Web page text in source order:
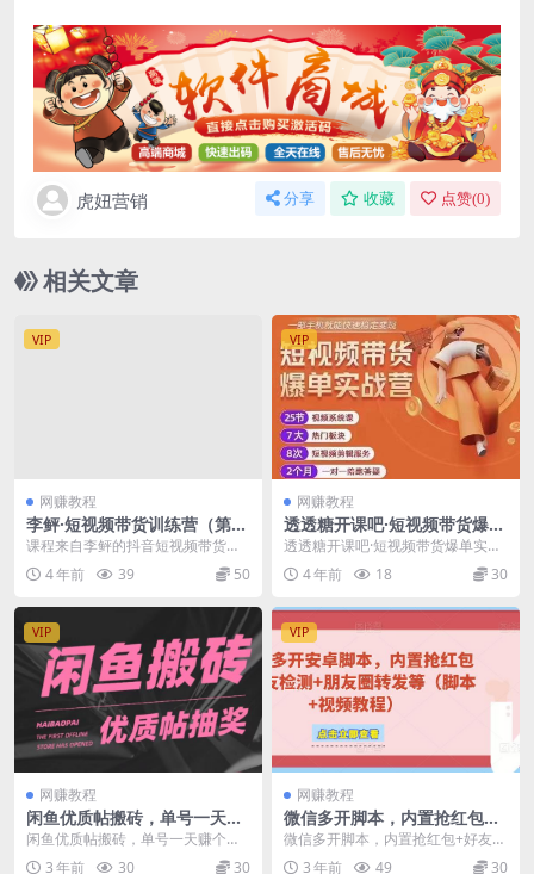
虎妞营销 分享 收藏 点赞(0)
相关文章
VIP
网赚教程
李鲆·短视频带货训练营（第12
期），低投入、低风险、比较
容易上手，收益巨大
课程来自李鲆的抖音短视频带货训
练营（第12期），价值3299元。这
套简单粗暴的抖...
4 年前 39 50
VIP
网赚教程
透透糖开课吧·短视频带货爆单
实战营，一部手机就能快速稳
定变现，1000粉丝也能月入过
万
透透糖开课吧·短视频带货爆单实战
营，一部手机就能快速稳定变现，1
000粉丝也能月...
4 年前 18 30
VIP
网赚教程
闲鱼优质帖搬砖，单号一天赚
个二三十没问题，多号多撸
闲鱼优质帖搬砖，单号一天赚个二
三十没问题，多号多撸 项目原理：
3 年前 30 30
VIP
网赚教程
微信多开脚本，内置抢红包
+好友检测+朋友圈转发等（安
卓脚本+视频教程）
微信多开脚本，内置抢红包+好友检
测+朋友圈转发等（安卓脚本+视频
3 年前 49 30